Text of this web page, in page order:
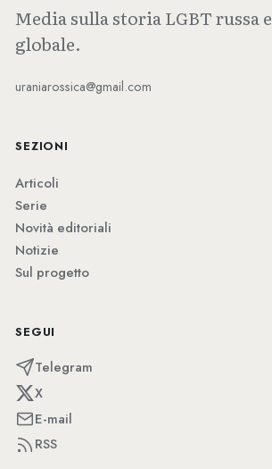
Media sulla storia LGBT russa e
globale.
uraniarossica@gmail.com
SEZIONI
Articoli
Serie
Novità editoriali
Notizie
Sul progetto
SEGUI
Telegram
X
E-mail
RSS